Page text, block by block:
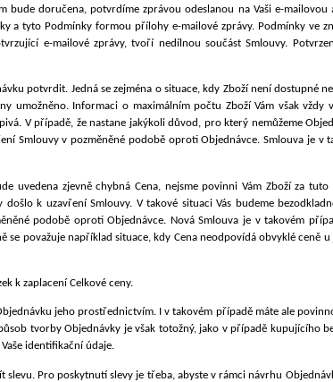
bude doručena, potvrdíme zprávou odeslanou na Vaši e-mailovou
a tyto Podmínky formou přílohy e-mailové zprávy. Podmínky ve
e-mailové zprávy, tvoří nedílnou součást Smlouvy.
potvrdit. Jedná se zejména o situace, kdy Zboží není dostupné
umožněno. Informaci o maximálním počtu Zboží Vám však vždy
V případě, že nastane jakýkoli důvod, pro který nemůžeme
Smlouvy v pozměněné podobě oproti Objednávce. Smlouva je v
uvedena zjevně chybná Cena, nejsme povinni Vám Zboží za
k uzavření Smlouvy. V takové situaci Vás budeme
podobě oproti Objednávce. Nová Smlouva je v takovém
se považuje například situace, kdy Cena neodpovídá obvyklé ceně
k zaplacení Celkové ceny.
jeho prostřednictvím. I v takovém případě máte ale
tvorby Objednávky je však totožný, jako v případě kupujícího
identifikační údaje.
slevu. Pro poskytnutí slevy je třeba, abyste v rámci návrhu